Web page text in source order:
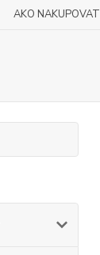
AKO NAKUPOVAT